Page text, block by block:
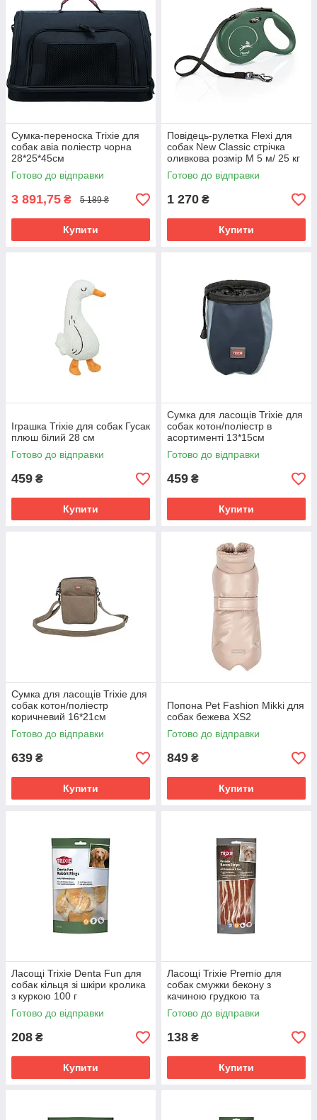
Сумка-переноска Trixie для
собак авіа поліестр чорна
28*25*45см
Готово до відправки
3 891,75 ₴ 5 189 ₴
Купити
Повідець-рулетка Flexi для
собак New Classic стрічка
оливкова розмір М 5 м/ 25 кг
Готово до відправки
1 270 ₴
Купити
Іграшка Trixie для собак Гусак
плюш білий 28 см
Готово до відправки
459 ₴
Купити
Сумка для ласощів Trixie для
собак котон/поліестр в
асортименті 13*15см
Готово до відправки
459 ₴
Купити
Сумка для ласощів Trixie для
собак котон/поліестр
коричневий 16*21см
Готово до відправки
639 ₴
Купити
Попона Pet Fashion Mikki для
собак бежева ХS2
Готово до відправки
849 ₴
Купити
Ласощі Trixie Denta Fun для
собак кільця зі шкіри кролика
з куркою 100 г
Готово до відправки
208 ₴
Купити
Ласощі Trixie Premio для
собак смужки бекону з
качиною грудкою та
яловичиною 19 см 80 г
Готово до відправки
138 ₴
Купити